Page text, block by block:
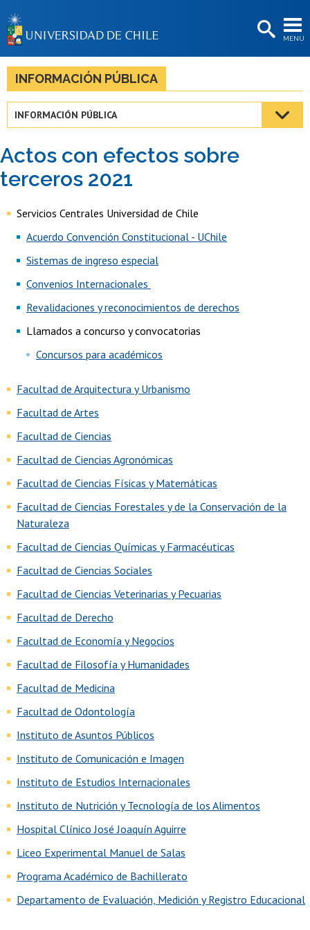
MENÚ
BIBLIOTECAS
LA UNIVERSIDAD
Estudiantes
Académicas/os
Funcionarias/os
Egresadas/os
INFORMACIÓN PÚBLICA
INFORMACIÓN PÚBLICA
Actos con efectos sobre
terceros 2021
Servicios Centrales Universidad de Chile
Acuerdo Convención Constitucional - UChile
Sistemas de ingreso especial
Convenios Internacionales
Revalidaciones y reconocimientos de derechos
Llamados a concurso y convocatorias
Concursos para académicos
Facultad de Arquitectura y Urbanismo
Facultad de Artes
Facultad de Ciencias
Facultad de Ciencias Agronómicas
Facultad de Ciencias Físicas y Matemáticas
Facultad de Ciencias Forestales y de la Conservación de la
Naturaleza
Facultad de Ciencias Químicas y Farmacéuticas
Facultad de Ciencias Sociales
Facultad de Ciencias Veterinarias y Pecuarias
Facultad de Derecho
Facultad de Economía y Negocios
Facultad de Filosofía y Humanidades
Facultad de Medicina
Facultad de Odontología
Instituto de Asuntos Públicos
Instituto de Comunicación e Imagen
Instituto de Estudios Internacionales
Instituto de Nutrición y Tecnología de los Alimentos
Hospital Clínico José Joaquín Aguirre
Liceo Experimental Manuel de Salas
Programa Académico de Bachillerato
Departamento de Evaluación, Medición y Registro Educacional